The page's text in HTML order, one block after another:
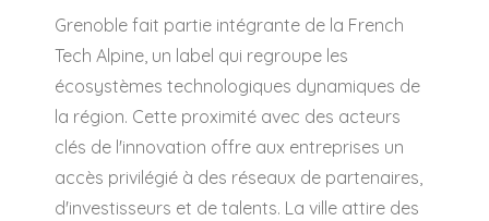
Grenoble fait partie intégrante de la French
Tech Alpine, un label qui regroupe les
écosystèmes technologiques dynamiques de
la région. Cette proximité avec des acteurs
clés de l'innovation offre aux entreprises un
accès privilégié à des réseaux de partenaires,
d'investisseurs et de talents. La ville attire des